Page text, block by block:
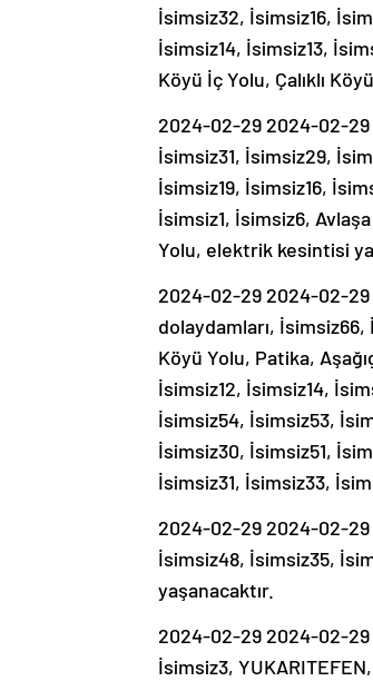
İsimsiz32, İsimsiz16,
İsimsiz14, İsimsiz13,
Köyü İç Yolu, Çalıklı
2024-02-29 2024-02-29
İsimsiz31, İsimsiz29,
İsimsiz19, İsimsiz16,
İsimsiz1, İsimsiz6,
Yolu, elektrik kesintisi
2024-02-29 2024-02-29
dolaydamları,
Köyü Yolu, Patika,
İsimsiz12, İsimsiz14,
İsimsiz54, İsimsiz53,
İsimsiz30, İsimsiz51,
İsimsiz31, İsimsiz33,
2024-02-29 2024-02-29
İsimsiz48, İsimsiz35,
yaşanacaktır.
2024-02-29 2024-02-29
İsimsiz3,